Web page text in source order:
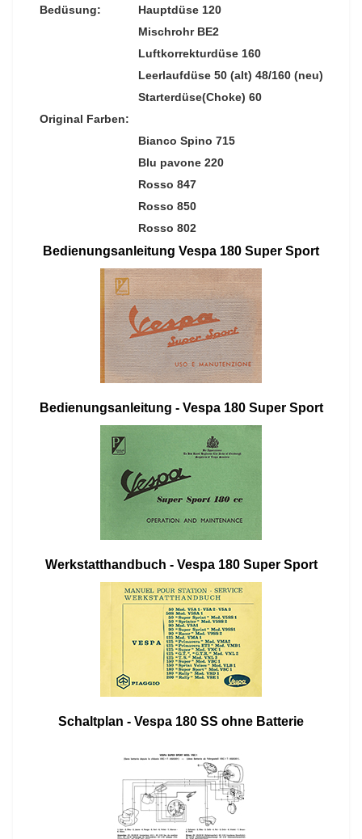
Bedüsung:
Hauptdüse 120
Mischrohr BE2
Luftkorrekturdüse 160
Leerlaufdüse 50 (alt) 48/160 (neu)
Starterdüse(Choke) 60
Original Farben:
Bianco Spino 715
Blu pavone 220
Rosso 847
Rosso 850
Rosso 802
Bedienungsanleitung Vespa 180 Super Sport
Bedienungsanleitung - Vespa 180 Super Sport
Werkstatthandbuch - Vespa 180 Super Sport
Schaltplan - Vespa 180 SS ohne Batterie